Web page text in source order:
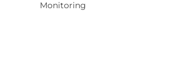
Monitoring